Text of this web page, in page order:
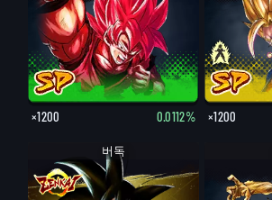
×1200 0.0112% ×1200
버독
버독